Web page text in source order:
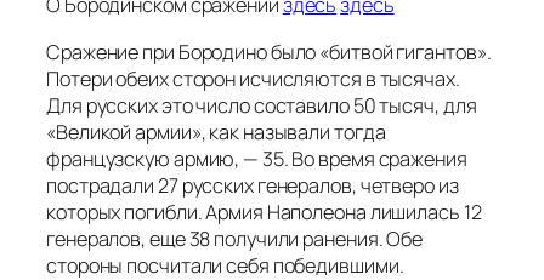
Сражение при Бородино было «битвой гигантов».
Потери обеих сторон исчисляются в тысячах.
Для русских это число составило 50 тысяч, для
«Великой армии», как называли тогда
французскую армию, — 35. Во время сражения
пострадали 27 русских генералов, четверо из
которых погибли. Армия Наполеона лишилась 12
генералов, еще 38 получили ранения. Обе
стороны посчитали себя победившими.